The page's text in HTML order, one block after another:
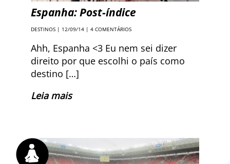
Espanha: Post-índice
DESTINOS | 12/09/14 | 4 COMENTÁRIOS
Ahh, Espanha <3 Eu nem sei dizer
direito por que escolhi o país como
destino […]
Leia mais